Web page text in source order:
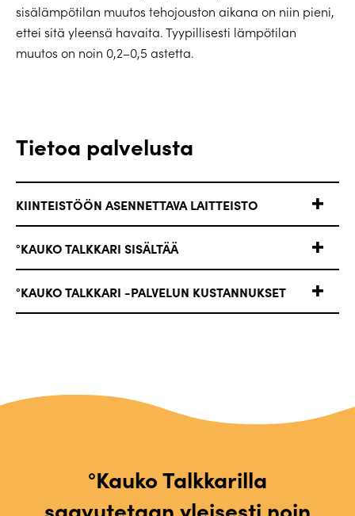
sisälämpötilan muutos tehojouston aikana on niin pieni,
ettei sitä yleensä havaita. Tyypillisesti lämpötilan
muutos on noin 0,2–0,5 astetta.
Tietoa palvelusta
KIINTEISTÖÖN ASENNETTAVA LAITTEISTO
°KAUKO TALKKARI SISÄLTÄÄ
°KAUKO TALKKARI -PALVELUN KUSTANNUKSET
°Kauko Talkkarilla
saavutetaan yleisesti noin